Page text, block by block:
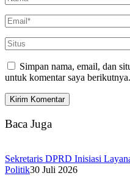
Simpan nama, email, dan
untuk komentar saya berikutnya.
Baca Juga
Sekretaris DPRD Inisiasi
Politik30 Juli 2026